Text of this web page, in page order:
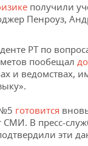
получили
Пенроуз,
РТ по
пообещал
и ведомствах,
готовится
В пресс-
эти